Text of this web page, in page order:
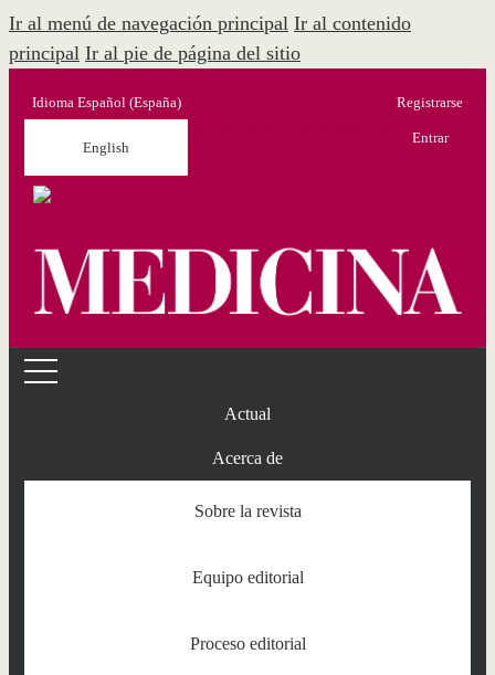
Ir al menú de navegación principal Ir al contenido
principal Ir al pie de página del sitio
Idioma Español (España)
English
Registrarse
Entrar
Actual
Acerca de
Sobre la revista
Equipo editorial
Proceso editorial